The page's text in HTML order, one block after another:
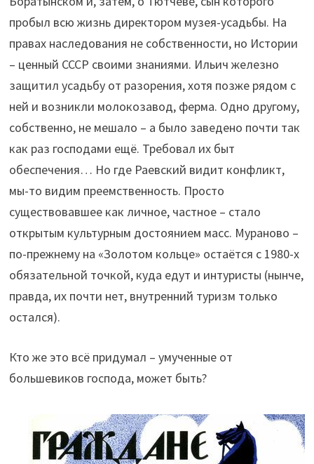
пробыл всю жизнь директором музея-усадьбы. На
правах наследования не собственности, но Истории
– ценный СССР своими знаниями. Ильич железно
защитил усадьбу от разорения, хотя позже рядом с
ней и возникли молокозавод, ферма. Одно другому,
собственно, не мешало – а было заведено почти так
как раз господами ещё. Требовал их быт
обеспечения… Но где Раевский видит конфликт,
мы-то видим преемственность. Просто
существовавшее как личное, частное – стало
открытым культурным достоянием масс. Мураново –
по-прежнему на «Золотом кольце» остаётся с 1980-х
обязательной точкой, куда едут и интуристы (нынче,
правда, их почти нет, внутренний туризм только
остался).
Кто же это всё придумал – умученные от
большевиков господа, может быть?